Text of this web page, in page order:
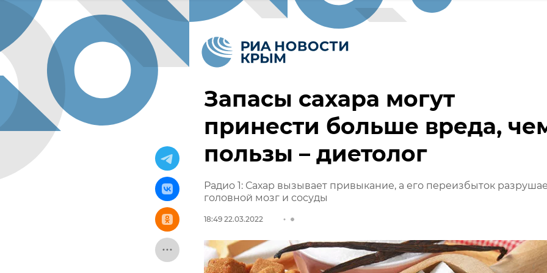
Запасы сахара могут
принести больше вреда,
пользы – диетолог
Радио 1: Сахар вызывает привыкание, а его переизбыток
головной мозг и сосуды
18:49 22.03.2022